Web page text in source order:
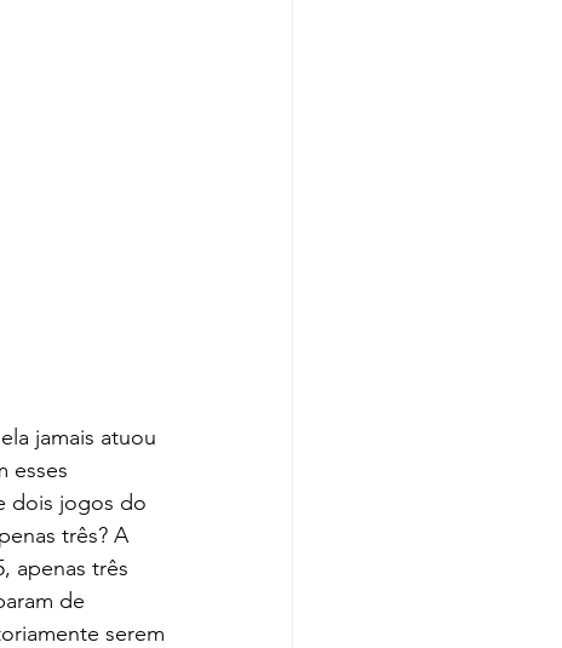
esses
dois jogos do
três? A
apenas três
de
serem